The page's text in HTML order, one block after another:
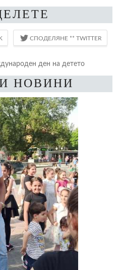
ден на детето
НОВИНИ